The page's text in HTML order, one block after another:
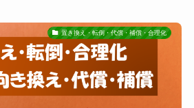
置き換え・転倒・代償・補償・合理化